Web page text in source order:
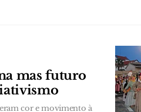
mas futuro
cor e movimento à